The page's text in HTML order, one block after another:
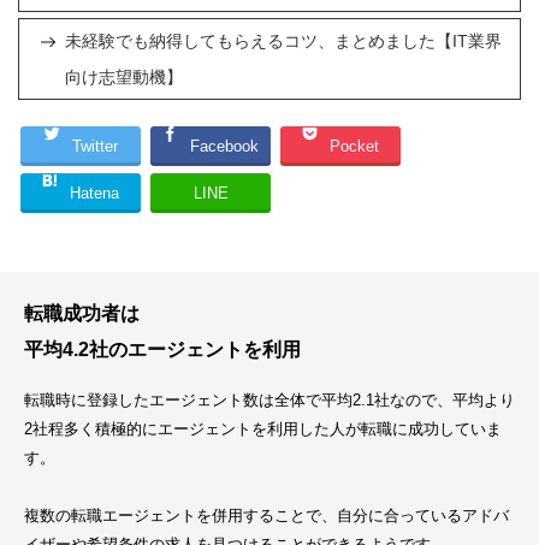
未経験でも納得してもらえるコツ、まとめました【IT業界
向け志望動機】
Twitter Facebook Pocket
Hatena LINE
転職成功者は
平均4.2社のエージェントを利用
転職時に登録したエージェント数は全体で平均2.1社なので、平均より
2社程多く積極的にエージェントを利用した人が転職に成功していま
す。
複数の転職エージェントを併用することで、自分に合っているアドバ